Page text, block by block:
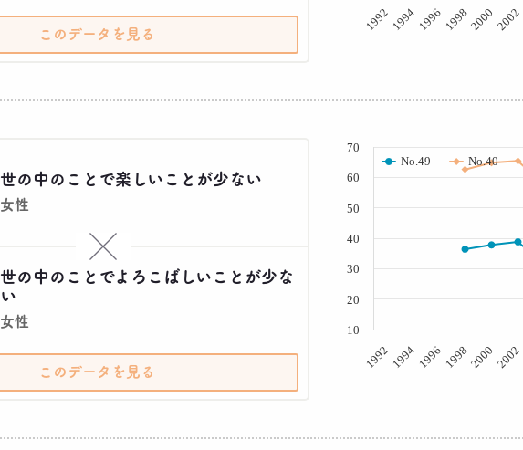
このデータを見る
1992 1994 1996 19982000 2002
世の中のことで楽しいことが少ない
女性
世の中のことでよろこばしいことが少な
い
女性
このデータを見る
No.49 No.40
1992 1994 1996 19982000 2002
20
30
40
10
50
60
70